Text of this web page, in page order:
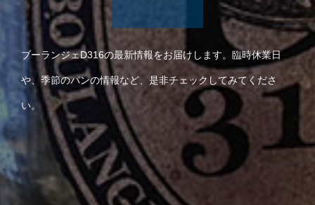
ブーランジェD316の最新情報をお届けします。臨時休業日
や、季節のパンの情報など、是非チェックしてみてくださ
い。